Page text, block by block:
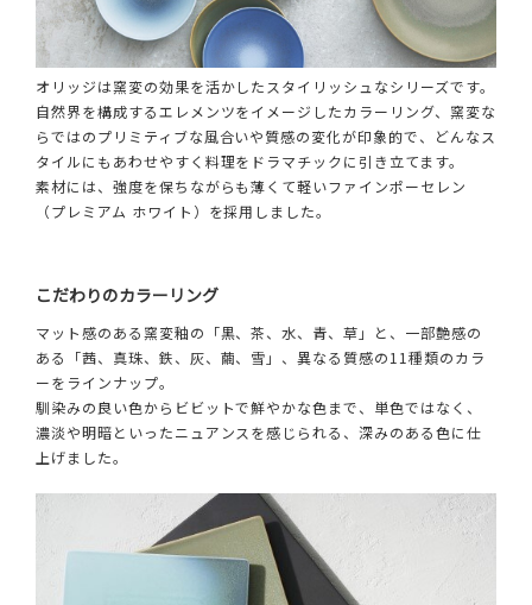
オリッジは窯変の効果を活かしたスタイリッシュなシリーズです。
自然界を構成するエレメンツをイメージしたカラーリング、窯変な
らではのプリミティブな風合いや質感の変化が印象的で、どんなス
タイルにもあわせやすく料理をドラマチックに引き立てます。
素材には、強度を保ちながらも薄くて軽いファインポーセレン
（プレミアム ホワイト）を採用しました。
こだわりのカラーリング
マット感のある窯変釉の「黒、茶、水、青、草」と、一部艶感の
ある「茜、真珠、鉄、灰、繭、雪」、異なる質感の11種類のカラ
ーをラインナップ。
馴染みの良い色からビビットで鮮やかな色まで、単色ではなく、
濃淡や明暗といったニュアンスを感じられる、深みのある色に仕
上げました。